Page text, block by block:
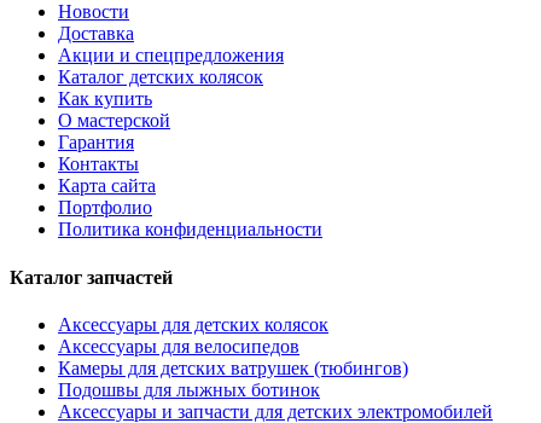
Новости
Доставка
Акции и спецпредложения
Каталог детских колясок
Как купить
О мастерской
Гарантия
Контакты
Карта сайта
Портфолио
Политика конфиденциальности
Каталог запчастей
Аксессуары для детских колясок
Аксессуары для велосипедов
Камеры для детских ватрушек (тюбингов)
Подошвы для лыжных ботинок
Аксессуары и запчасти для детских электромобилей